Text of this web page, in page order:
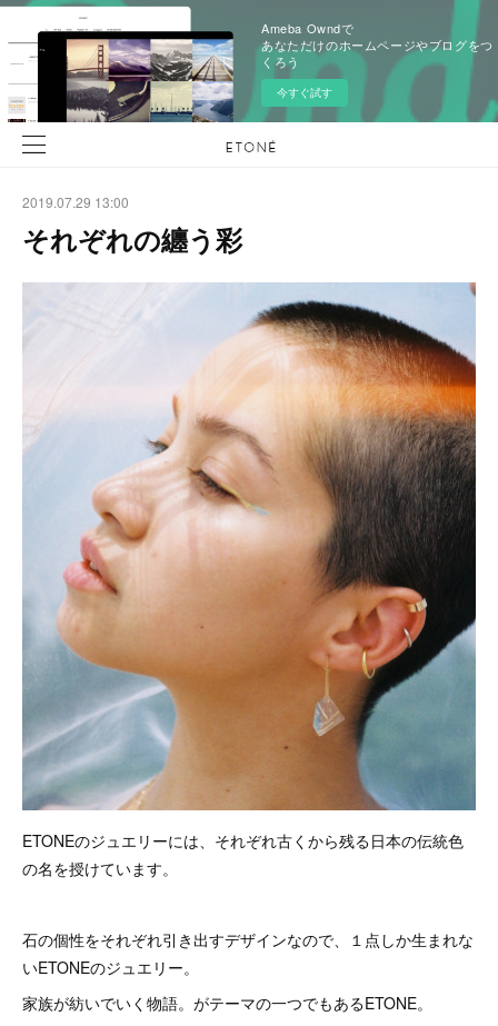
Ameba Owndで
あなただけのホームページやブログをつ
くろう
今すぐ試す
2019.07.29 13:00
それぞれの纏う彩
ETONEのジュエリーには、それぞれ古くから残る日本の伝統色
の名を授けています。
石の個性をそれぞれ引き出すデザインなので、１点しか生まれな
いETONEのジュエリー。
家族が紡いでいく物語。がテーマの一つでもあるETONE。